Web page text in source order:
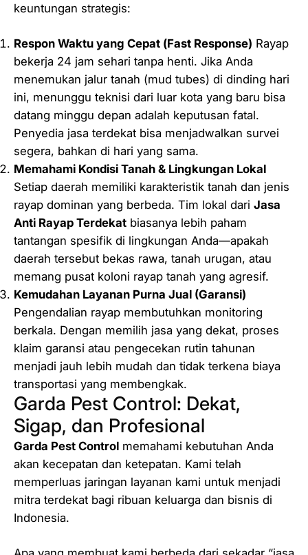
keuntungan strategis:
Respon Waktu yang Cepat (Fast Response) Rayap
bekerja 24 jam sehari tanpa henti. Jika Anda
menemukan jalur tanah (mud tubes) di dinding hari
ini, menunggu teknisi dari luar kota yang baru bisa
datang minggu depan adalah keputusan fatal.
Penyedia jasa terdekat bisa menjadwalkan survei
segera, bahkan di hari yang sama.
Memahami Kondisi Tanah & Lingkungan Lokal
Setiap daerah memiliki karakteristik tanah dan jenis
rayap dominan yang berbeda. Tim lokal dari Jasa
Anti Rayap Terdekat biasanya lebih paham
tantangan spesifik di lingkungan Anda—apakah
daerah tersebut bekas rawa, tanah urugan, atau
memang pusat koloni rayap tanah yang agresif.
Kemudahan Layanan Purna Jual (Garansi)
Pengendalian rayap membutuhkan monitoring
berkala. Dengan memilih jasa yang dekat, proses
klaim garansi atau pengecekan rutin tahunan
menjadi jauh lebih mudah dan tidak terkena biaya
transportasi yang membengkak.
Garda Pest Control: Dekat,
Sigap, dan Profesional
Garda Pest Control memahami kebutuhan Anda
akan kecepatan dan ketepatan. Kami telah
memperluas jaringan layanan kami untuk menjadi
mitra terdekat bagi ribuan keluarga dan bisnis di
Indonesia.